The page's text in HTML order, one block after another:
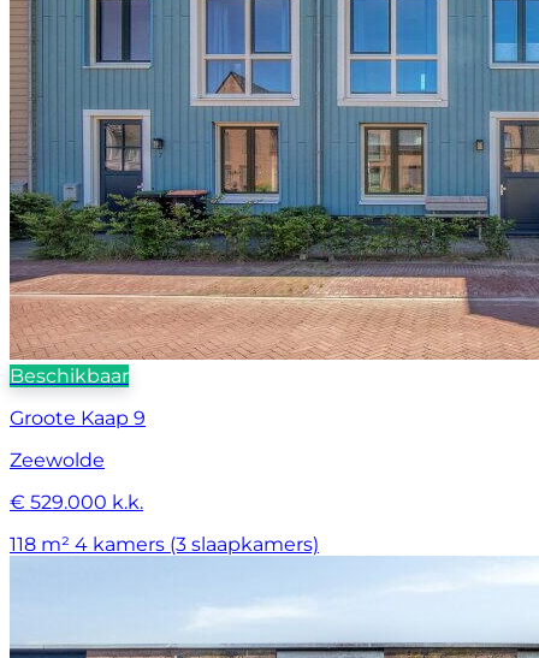
Beschikbaar
Groote Kaap 9
Zeewolde
€ 529.000 k.k.
118 m² 4 kamers (3 slaapkamers)